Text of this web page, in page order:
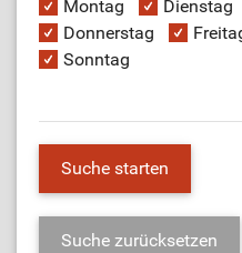
Montag
Dienstag
Donnerstag
Sonntag